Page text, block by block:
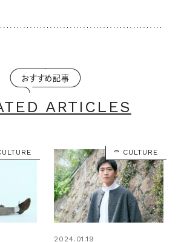
おすすめ記事
ARTICLES
CULTURE
2024.01.19